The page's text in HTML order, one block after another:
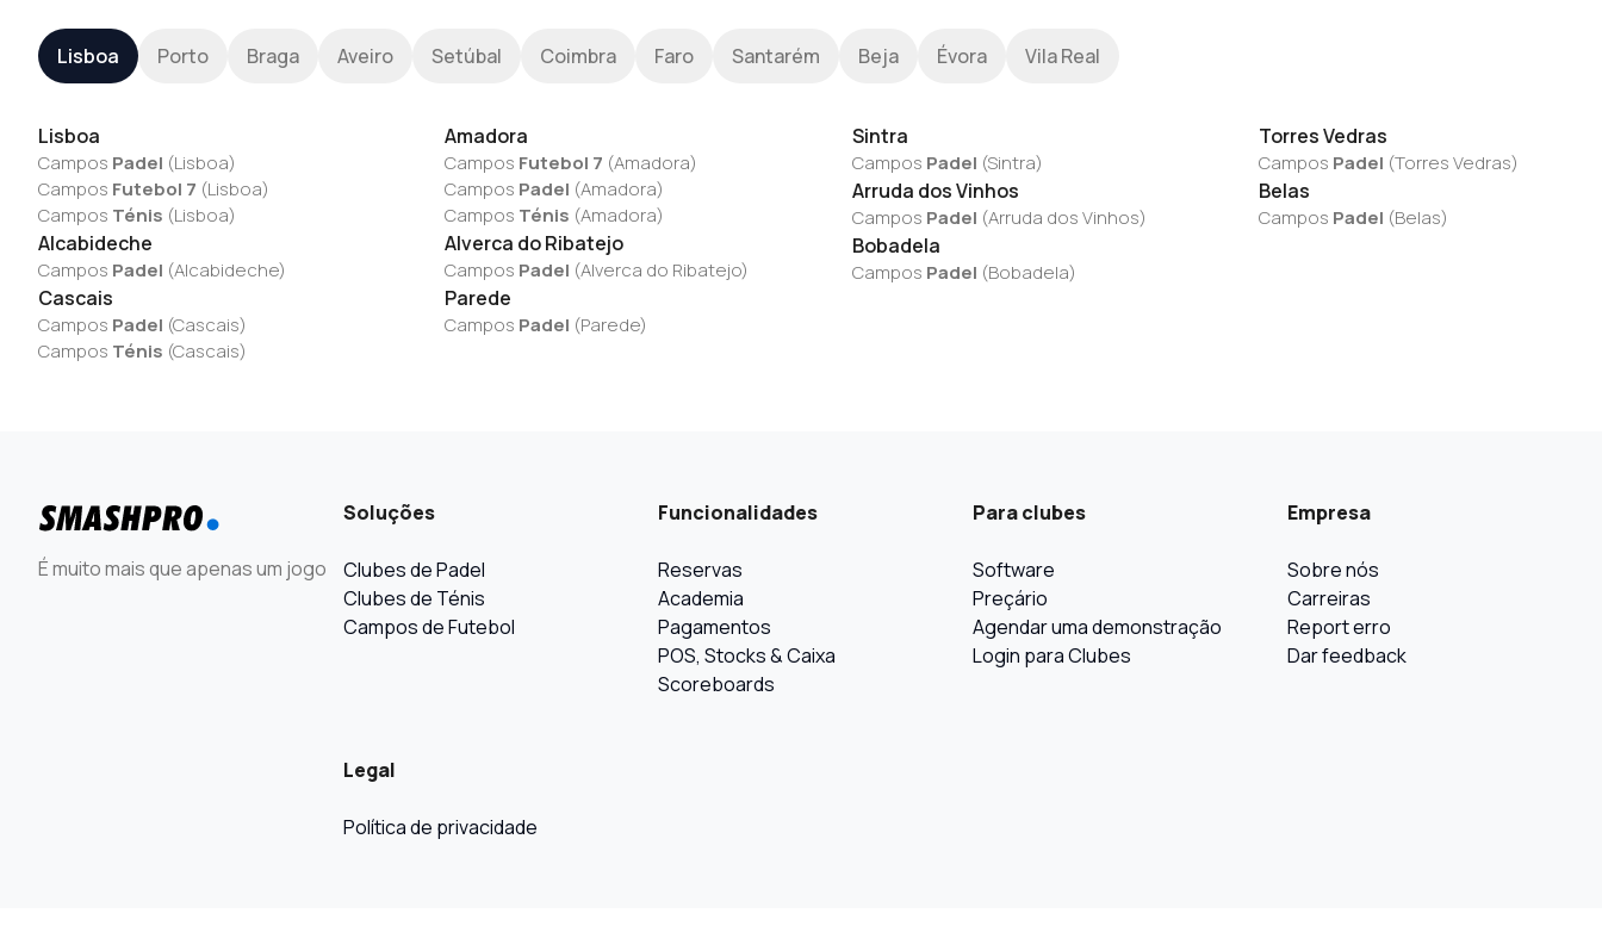
Lisboa Porto Braga Aveiro Setúbal Coimbra Faro Santarém Beja Évora Vila Real
Lisboa
Campos Padel (Lisboa)
Campos Futebol 7 (Lisboa)
Campos Ténis (Lisboa)
Alcabideche
Campos Padel (Alcabideche)
Cascais
Campos Padel (Cascais)
Campos Ténis (Cascais)
Amadora
Campos Futebol 7 (Amadora)
Campos Padel (Amadora)
Campos Ténis (Amadora)
Alverca do Ribatejo
Campos Padel (Alverca do Ribatejo)
Parede
Campos Padel (Parede)
Sintra
Campos Padel (Sintra)
Arruda dos Vinhos
Campos Padel (Arruda dos Vinhos)
Bobadela
Campos Padel (Bobadela)
Torres Vedras
Campos Padel (Torres Vedras)
Belas
Campos Padel (Belas)
É muito mais que apenas um jogo
Soluções
Clubes de Padel
Clubes de Ténis
Campos de Futebol
Funcionalidades
Reservas
Academia
Pagamentos
POS, Stocks & Caixa
Scoreboards
Para clubes
Software
Preçário
Agendar uma demonstração
Login para Clubes
Empresa
Sobre nós
Carreiras
Report erro
Dar feedback
Legal
Política de privacidade